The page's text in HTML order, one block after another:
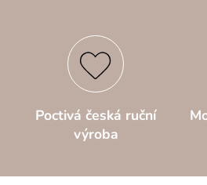
Poctivá česká ruční
výroba